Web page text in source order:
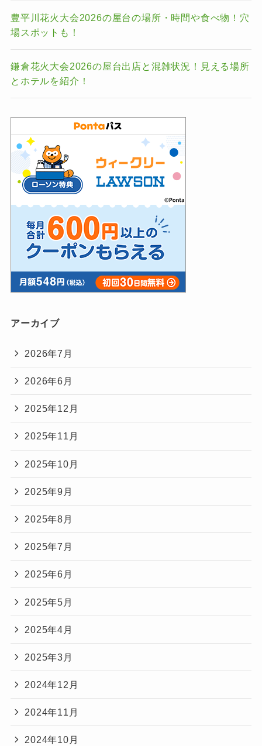
豊平川花火大会2026の屋台の場所・時間や食べ物！穴
場スポットも！
鎌倉花火大会2026の屋台出店と混雑状況！見える場所
とホテルを紹介！
アーカイブ
2026年7月
2026年6月
2025年12月
2025年11月
2025年10月
2025年9月
2025年8月
2025年7月
2025年6月
2025年5月
2025年4月
2025年3月
2024年12月
2024年11月
2024年10月